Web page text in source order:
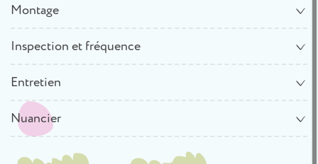
Montage
Inspection et fréquence
Entretien
Nuancier